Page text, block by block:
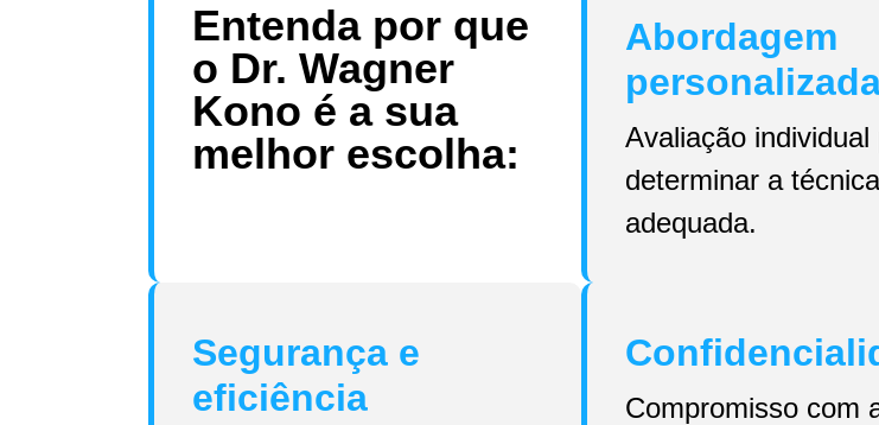
Entenda por que
o Dr. Wagner
Kono é a sua
melhor escolha:
Abordagem
Avaliação individual
determinar a técnica
adequada.
Segurança e
eficiência
Compromisso com